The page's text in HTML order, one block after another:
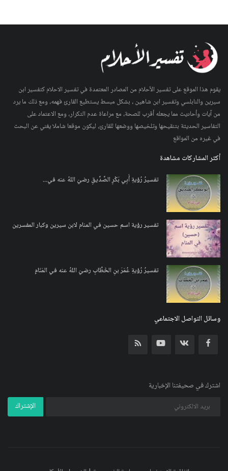
يقوم هذا الموقع على تفسير الأحلام من المصادر المعتمدة في تفسير الاحلام كتفسير ابن
سيرين والنابلسي وتفسير ابن شاهين ، بشكل مبسط يستطيع القارئ فهمه، ومع ذلك ما يرد
من آيات وأحاديث مما يجعله أقرب للصحة، مع مراعاة عدم التكرار، ومع الاعتماد على
التفاسير الحديثة بتنقيحها وتلخيصها ووضعها للقارئ، ليكون موقعا شاملا يغني عن البحث
في غيره من المواقع
أكثر المشاركات مشاهدة
تفسيرُ رُؤيةِ أَبِي بَكْرٍ الصِّدِّيقِ رضيَ اللهُ عنه في...
تفسير رؤية اسم حسين في المنام لابن سيرين وكبار المفسرين
تفسيرُ رُؤيةِ عُمَرَ بنِ الخَطَّابِ رضيَ اللهُ عنه في المَنَامِ
وسائل التواصل الاجتماعي
اشترك في صحيفتنا الإخبارية
الإشتراك